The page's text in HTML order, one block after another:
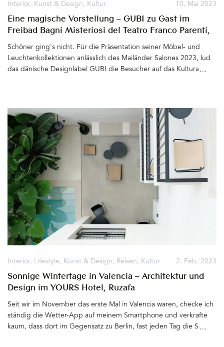
10. Mai 2023
Interior, Kunst & Design, Kultur
Eine magische Vorstellung – GUBI zu Gast im
Freibad Bagni Misteriosi del Teatro Franco Parenti,
Milano
Schöner ging's nicht. Für die Präsentation seiner Möbel- und
Leuchtenkollektionen anlässlich des Mailänder Salones 2023, lud
das dänische Designlabel GUBI die Besucher auf das Kulturareal
Eisbahn und im Sommer zum Freibad werden. Umsäumt von
Kräuter- und Rosenbeeten, flachen Betontreppen, Gebäuden
und Terrassen, finden hier regelmäßig Theatervorstellungen und
andere Veranstaltungen statt. Eine schwimmende Insel im
kleineren Becken wird dann als Bühne genutzt. Ein Ort, der in
Erinnerung bleibt&hellip
2. Feb. 2023
Interior, Lifestyle, Kunst & Design, Reisen, Kultur
Sonnige Wintertage in Valencia – Architektur und
Design im YOURS Hotel, Ruzafa
Seit wir im November das erste Mal in Valencia waren, checke ich
ständig die Wetter-App auf meinem Smartphone und verkrafte
kaum, dass dort im Gegensatz zu Berlin, fast jeden Tag die Sonne